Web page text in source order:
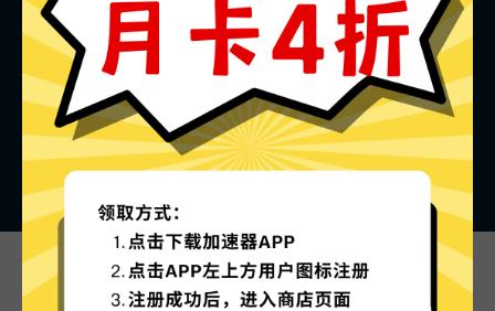
看看其他人对老王加速器的评价